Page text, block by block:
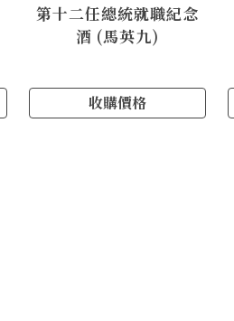
第十二任總統就職紀念
酒 (馬英九)
收購價格